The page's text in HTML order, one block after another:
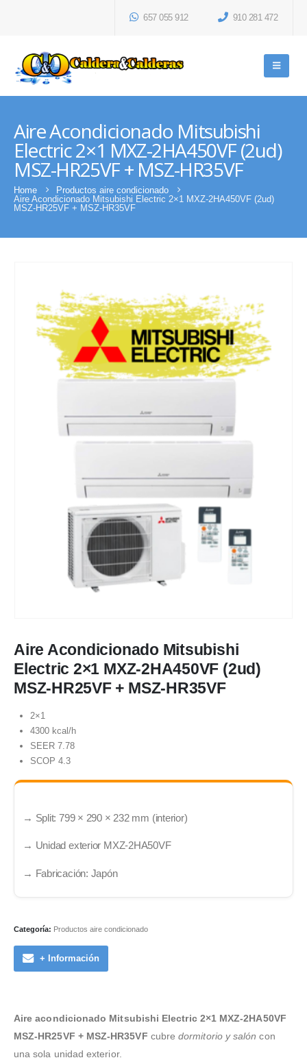
657 055 912 910 281 472
Aire Acondicionado Mitsubishi
Electric 2×1 MXZ-2HA450VF (2ud)
MSZ-HR25VF + MSZ-HR35VF
Home
Productos aire condicionado
Aire Acondicionado Mitsubishi Electric 2×1 MXZ-2HA450VF (2ud)
MSZ-HR25VF + MSZ-HR35VF
Aire Acondicionado Mitsubishi
Electric 2×1 MXZ-2HA450VF (2ud)
MSZ-HR25VF + MSZ-HR35VF
2×1
4300 kcal/h
SEER 7.78
SCOP 4.3
→ Split: 799 × 290 × 232 mm (interior)
→ Unidad exterior MXZ-2HA50VF
→ Fabricación: Japón
Categoría: Productos aire condicionado
+ Información
Aire acondicionado Mitsubishi Electric 2×1 MXZ-2HA50VF
MSZ-HR25VF + MSZ-HR35VF cubredormitorio y salón con
una sola unidad exterior.